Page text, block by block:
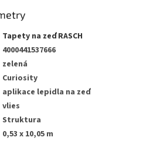
Tapety na zeď RASCH
4000441537666
zelená
Curiosity
aplikace lepidla na zeď
vlies
Struktura
0,53 x 10,05 m